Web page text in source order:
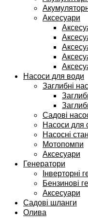
Аксесуари
Насоси для води
Заглибні
Садові
Насоси для
Насосні
Мотопомпи
Аксесуари
Генератори
Інверторні
Бензинові
Аксесуари
Садові шланги
Олива